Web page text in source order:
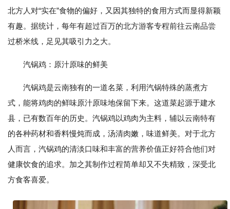
北方人对“实在”食物的偏好，又因其独特的食用方式而显得新颖
有趣。据统计，每年有超过百万的北方游客专程前往云南品尝
过桥米线，足见其吸引力之大。
汽锅鸡：原汁原味的鲜美
汽锅鸡是云南独有的一道名菜，利用汽锅特殊的蒸煮方
式，能将鸡肉的鲜味原汁原味地保留下来。这道菜起源于建水
县，已有数百年的历史。汽锅鸡以鸡肉为主料，辅以云南特有
的各种药材和香料慢炖而成，汤清肉嫩，味道鲜美。对于北方
人而言，汽锅鸡的清淡口味和丰富的营养价值正好符合他们对
健康饮食的追求。加之其制作过程简单却又不失精致，深受北
方食客喜爱。